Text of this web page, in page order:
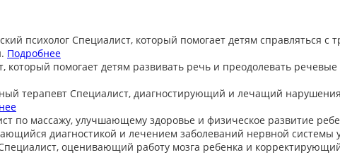
психолог Специалист, который помогает детям справляться с
Подробнее
который помогает детям развивать речь и преодолевать
терапевт Специалист, диагностирующий и лечащий
по массажу, улучшающему здоровье и физическое развитие
диагностикой и лечением заболеваний нервной системы
оценивающий работу мозга ребенка и